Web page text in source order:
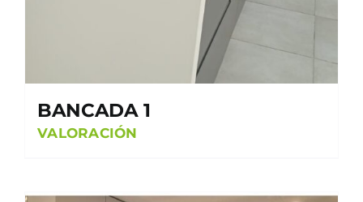
BANCADA 1
VALORACIÓN